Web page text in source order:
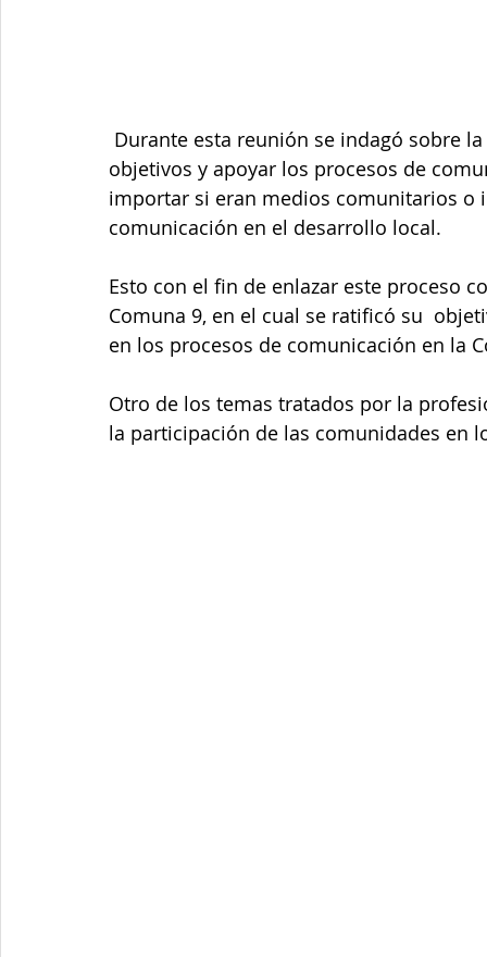
objetivos y apoyar los procesos de
importar si eran medios comunitarios
comunicación en el desarrollo local.
Esto con el fin de enlazar este proceso
Comuna 9, en el cual se ratificó su
en los procesos de comunicación en la
Otro de los temas tratados por la
la participación de las comunidades en